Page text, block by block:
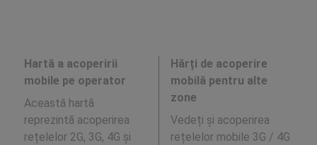
Hartă a acoperirii
mobile pe operator
Această hartă
reprezintă acoperirea
rețelelor 2G, 3G, 4G și
Hărți de acoperire
mobilă pentru alte
zone
Vedeți și acoperirea
rețelelor mobile 3G / 4G